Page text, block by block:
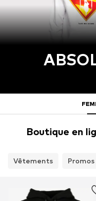
Boutique en
Vêtements Promos